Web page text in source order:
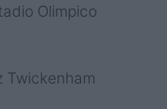
Olimpico
Twickenham